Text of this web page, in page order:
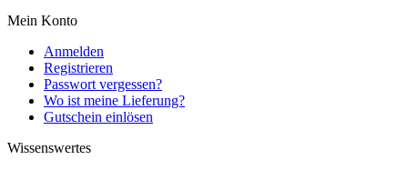
Mein Konto
Anmelden
Registrieren
Passwort vergessen?
Wo ist meine Lieferung?
Gutschein einlösen
Wissenswertes